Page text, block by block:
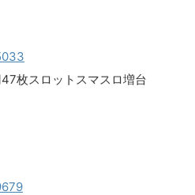
枚スロットスマスロ増台